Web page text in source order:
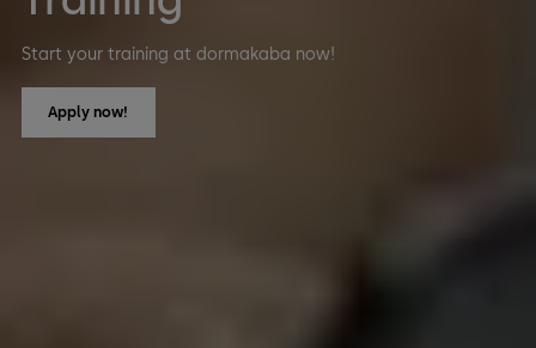
Start your training at dormakaba now!
Apply now!